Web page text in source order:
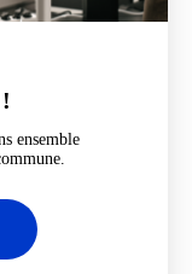
ensemble